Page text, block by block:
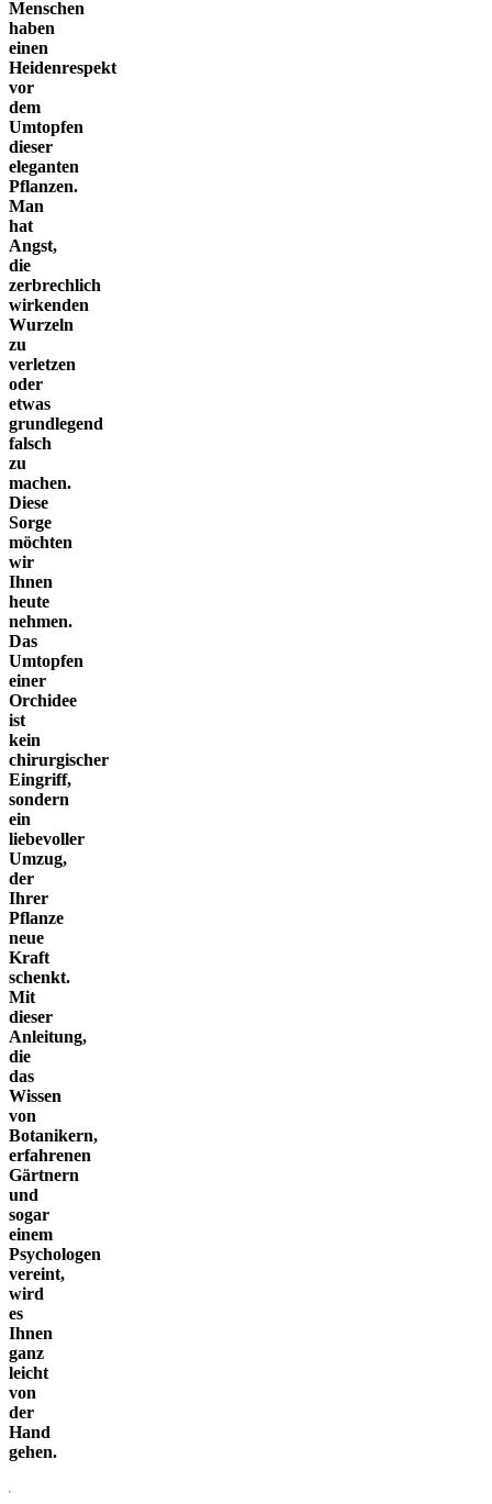
Menschen
haben
einen
Heidenrespekt
vor
dem
Umtopfen
dieser
eleganten
Pflanzen.
Man
hat
Angst,
die
zerbrechlich
wirkenden
Wurzeln
zu
verletzen
oder
etwas
grundlegend
falsch
zu
machen.
Diese
Sorge
möchten
wir
Ihnen
heute
nehmen.
Das
Umtopfen
einer
Orchidee
ist
kein
chirurgischer
Eingriff,
sondern
ein
liebevoller
Umzug,
der
Ihrer
Pflanze
neue
Kraft
schenkt.
Mit
dieser
Anleitung,
die
das
Wissen
von
Botanikern,
erfahrenen
Gärtnern
und
sogar
einem
Psychologen
vereint,
wird
es
Ihnen
ganz
leicht
von
der
Hand
gehen.